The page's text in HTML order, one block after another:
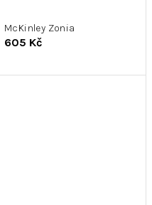
McKinley Zonia
605 Kč